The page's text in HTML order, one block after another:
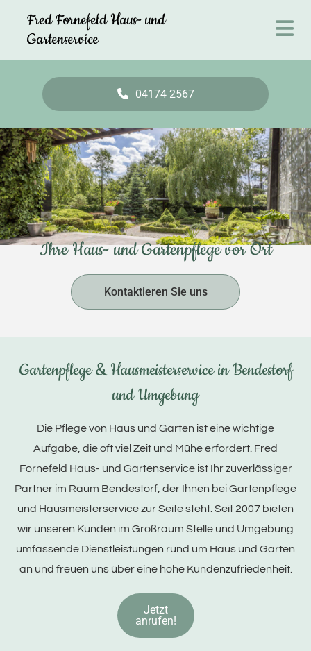
Zum Inhalt springen
Fred Fornefeld Haus- und
Gartenservice
04174 2567
Ihre Haus- und Gartenpflege vor Ort
Kontaktieren Sie uns
Gartenpflege & Hausmeisterservice in Bendestorf
und Umgebung
Die Pflege von Haus und Garten ist eine wichtige
Aufgabe, die oft viel Zeit und Mühe erfordert. Fred
Fornefeld Haus- und Gartenservice ist Ihr zuverlässiger
Partner im Raum Bendestorf, der Ihnen bei Gartenpflege
und Hausmeisterservice zur Seite steht. Seit 2007 bieten
wir unseren Kunden im Großraum Stelle und Umgebung
umfassende Dienstleistungen rund um Haus und Garten
an und freuen uns über eine hohe Kundenzufriedenheit.
Jetzt
anrufen!